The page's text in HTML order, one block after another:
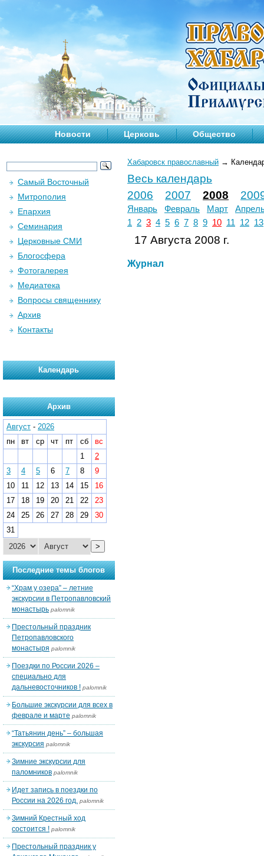
Новости Церковь Общество
Хабаровск православный →
Весь календарь
2006
2007 2008
Январь Февраль Март
1
2 3 4 5 6 7 8 9 10 11 12 13
17 Августа 2008 г.
Журнал
Самый Восточный
Митрополия
Епархия
Семинария
Церковные СМИ
Блогосфера
Фотогалерея
Медиатека
Вопросы священнику
Архив
Контакты
Календарь
Архив
Август - 2026
пн
вт ср чт пт сб
вс
1
2
3
4 5 6 7 8
9
10
11 12 13 14 15
16
17
18 19 20 21 22
23
24
25 26 27 28 29
30
31
>
Последние темы блогов
“Храм у озера” – летние
экскурсии в Петропавловский
монастырь palomnik
Престольный праздник
Петропавловского
монастыря palomnik
Поездки по России 2026 –
специально для
дальневосточников ! palomnik
Большие экскурсии для всех в
феврале и марте palomnik
“Татьянин день” – большая
экскурсия palomnik
Зимние экскурсии для
паломников palomnik
Идет запись в поездки по
России на 2026 год. palomnik
Зимний Крестный ход
состоится ! palomnik
Престольный праздник у